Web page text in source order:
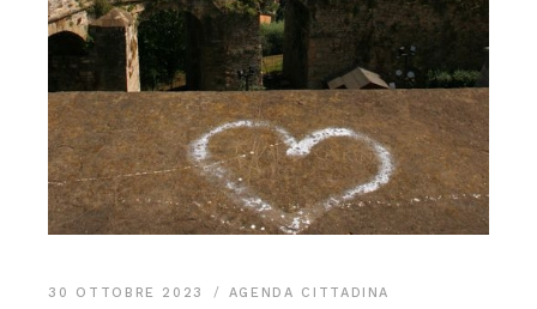
30 OTTOBRE 2023 AGENDA CITTADINA